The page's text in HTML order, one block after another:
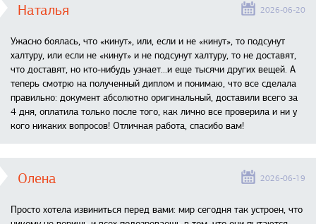
Наталья 2026-06-20
Ужасно боялась, что «кинут», или, если и не «кинут», то подсунут
халтуру, или если не «кинут» и не подсунут халтуру, то не доставят,
что доставят, но кто-нибудь узнает...и еще тысячи других вещей. А
теперь смотрю на полученный диплом и понимаю, что все сделала
правильно: документ абсолютно оригинальный, доставили всего за
4 дня, оплатила только после того, как лично все проверила и ни у
кого никаких вопросов! Отличная работа, спасибо вам!
Олена 2026-06-19
Просто хотела извиниться перед вами: мир сегодня так устроен, что